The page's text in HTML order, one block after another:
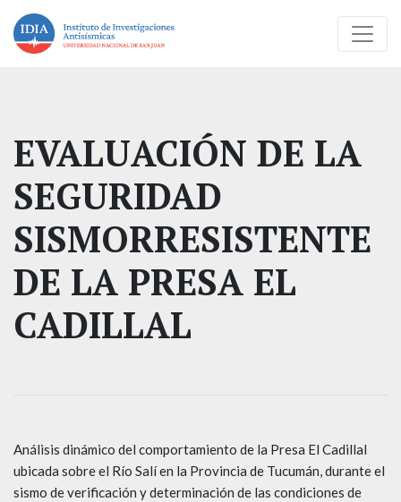
EVALUACIÓN DE LA
SEGURIDAD
SISMORRESISTENTE
DE LA PRESA EL
CADILLAL
Análisis dinámico del comportamiento de la Presa El Cadillal
ubicada sobre el Río Salí en la Provincia de Tucumán, durante el
sismo de verificación y determinación de las condiciones de